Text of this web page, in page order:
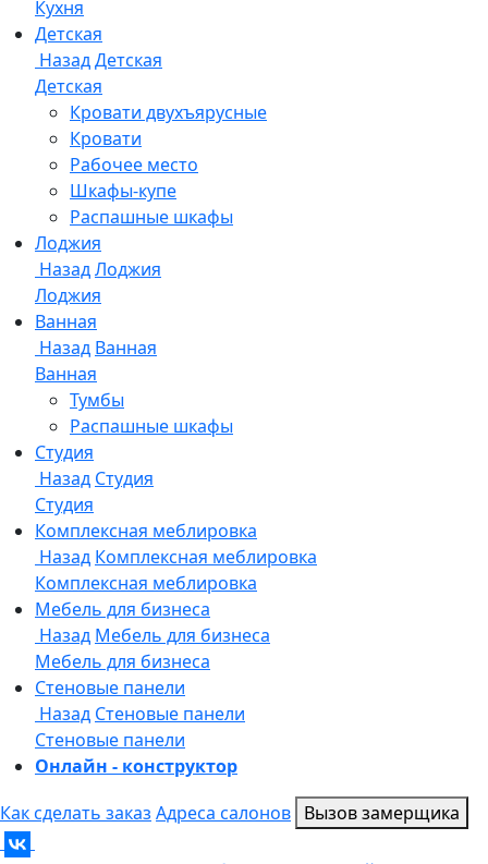
Онлайн - конструктор
Как сделать заказ Адреса салонов Вызов замерщика